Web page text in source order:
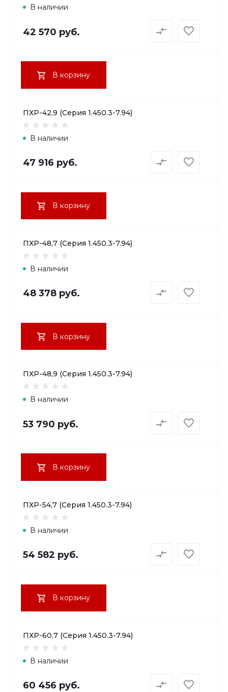
В наличии
42 570 руб.
В корзину
ПХР-42,9 (Серия 1.450.3-7.94)
В наличии
47 916 руб.
В корзину
ПХР-48,7 (Серия 1.450.3-7.94)
В наличии
48 378 руб.
В корзину
ПХР-48,9 (Серия 1.450.3-7.94)
В наличии
53 790 руб.
В корзину
ПХР-54,7 (Серия 1.450.3-7.94)
В наличии
54 582 руб.
В корзину
ПХР-60,7 (Серия 1.450.3-7.94)
В наличии
60 456 руб.